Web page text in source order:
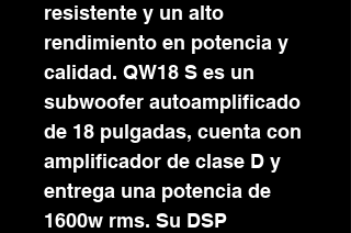
resistente y un alto
rendimiento en potencia y
calidad. QW18 S es un
subwoofer autoamplificado
de 18 pulgadas, cuenta con
amplificador de clase D y
entrega una potencia de
1600w rms. Su DSP